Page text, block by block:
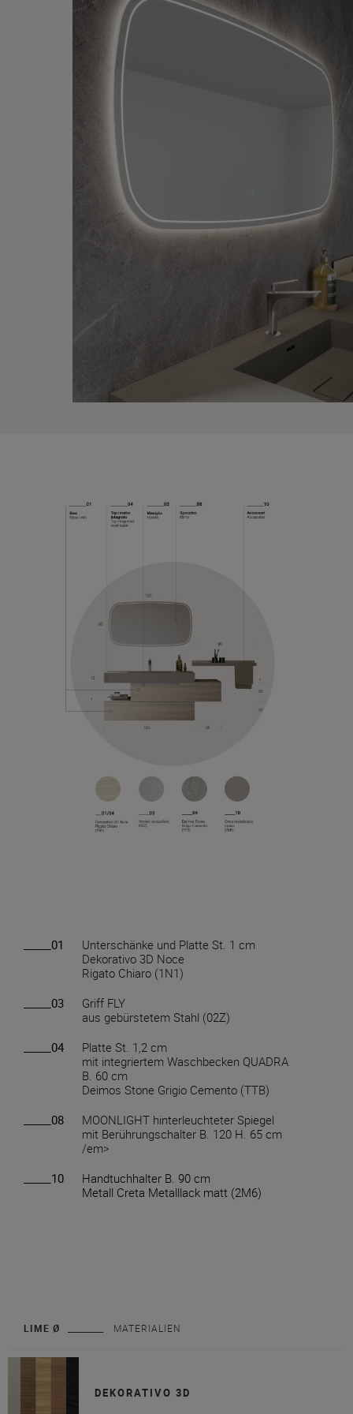
_____01
Unterschänke und Platte St. 1 cm
Dekorativo 3D Noce
Rigato Chiaro (1N1)
_____03
Griff FLY
aus gebürstetem Stahl (02Z)
_____04
Platte St. 1,2 cm
mit integriertem Waschbecken QUADRA
B. 60 cm
Deimos Stone Grigio Cemento (TTB)
_____08
MOONLIGHT hinterleuchteter Spiegel
mit Berührungschalter B. 120 H. 65 cm
/em>
_____10
Handtuchhalter B. 90 cm
Metall Creta Metalllack matt (2M6)
LIME Ø MATERIALIEN
DEKORATIVO 3D